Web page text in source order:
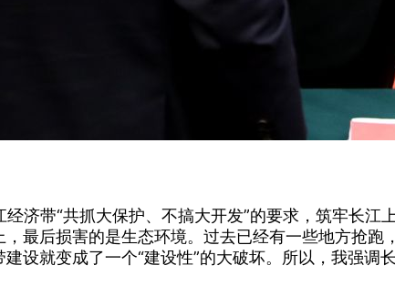
济带“共抓大保护、不搞大开发”的要求，筑牢长江
最后损害的是生态环境。过去已经有一些地方抢跑
设就变成了一个“建设性”的大破坏。所以，我强调